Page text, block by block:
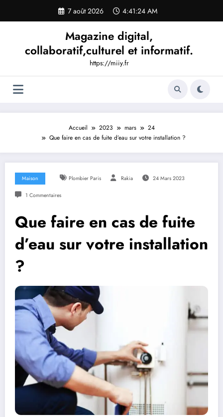
contenu
7 août 2026 4:41:25 AM
Magazine digital,
collaboratif,culturel et informatif.
https://miiy.fr
Accueil 2023 mars
24
Que faire en cas de fuite d’eau sur votre installation ?
Maison Plombier Paris Rakia 24 Mars 2023
1 Commentaires
Que faire en cas de fuite
d’eau sur votre installation
?